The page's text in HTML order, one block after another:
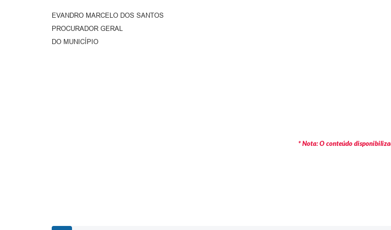
EVANDRO MARCELO DOS SANTOS
PROCURADOR GERAL
DO MUNICÍPIO
* Nota: O conteúdo